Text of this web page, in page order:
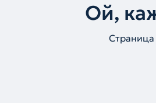
Ой,
Страница